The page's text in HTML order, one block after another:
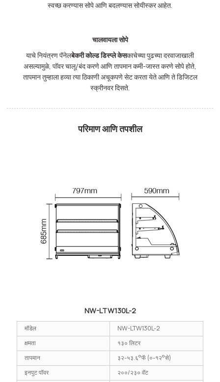
स्वच्छ करण्यास सोपे आणि बदलण्यास सोयीस्कर आहेत.
चालवायला सोपे
याचे नियंत्रण पॅनेलबेकरी कोल्ड डिस्प्ले केसकाचेच्या पुढच्या दरवाजाखाली
असल्यामुळे, पॉवर चालू/बंद करणे आणि तापमान कमी-जास्त करणे सोपे होते,
तापमान तुम्हाला हव्या त्या ठिकाणी अचूकपणे सेट करता येते आणि ते डिजिटल
स्क्रीनवर दिसते.
परिमाण आणि तपशील
NW-LTW130L-2
मॉडेल
NW-LTW130L-2
क्षमता
१३० लिटर
तापमान
३२-५३.६°फॅ (०-१२°से)
इनपुट पॉवर
२००/२३० वॅट